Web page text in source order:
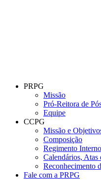
PRPG
Missão
Pró-Reitora de
Equipe
CCPG
Missão e
Composição
Regimento
Calendários, Atas
Reconhecimento
Fale com a PRPG